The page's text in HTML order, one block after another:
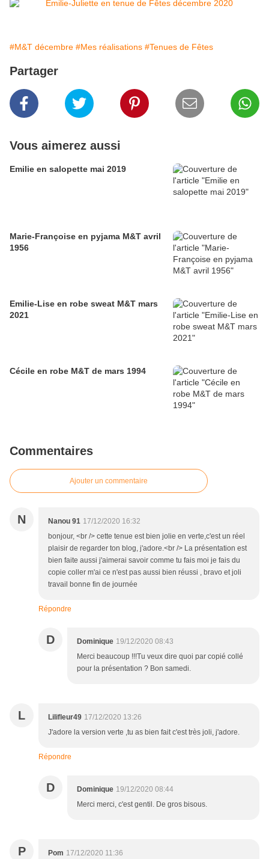
#M&T décembre #Mes réalisations #Tenues de Fêtes
Partager
Vous aimerez aussi
Emilie en salopette mai 2019
Marie-Françoise en pyjama M&T avril
1956
Emilie-Lise en robe sweat M&T mars
2021
Cécile en robe M&T de mars 1994
Commentaires
Ajouter un commentaire
N Nanou 91 17/12/2020 16:32
bonjour, <br /> cette tenue est bien jolie en verte,c'est un réel
plaisir de regarder ton blog, j'adore.<br /> La présentation est
bien faite aussi j'aimerai savoir comme tu fais moi je fais du
copie coller m'ai ce n'est pas aussi bien réussi , bravo et joli
travail bonne fin de journée
Répondre
D Dominique 19/12/2020 08:43
Merci beaucoup !!!Tu veux dire quoi par copié collé
pour la présentation ? Bon samedi.
L Lilifleur49 17/12/2020 13:26
J'adore la version verte ,tu as bien fait c'est très joli, j'adore.
Répondre
D Dominique 19/12/2020 08:44
Merci merci, c'est gentil. De gros bisous.
P Pom 17/12/2020 11:36